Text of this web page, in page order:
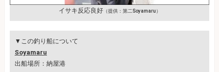
イサキ反応良好（提供：第二Soyamaru）
▼この釣り船について
Soyamaru
出船場所：納屋港